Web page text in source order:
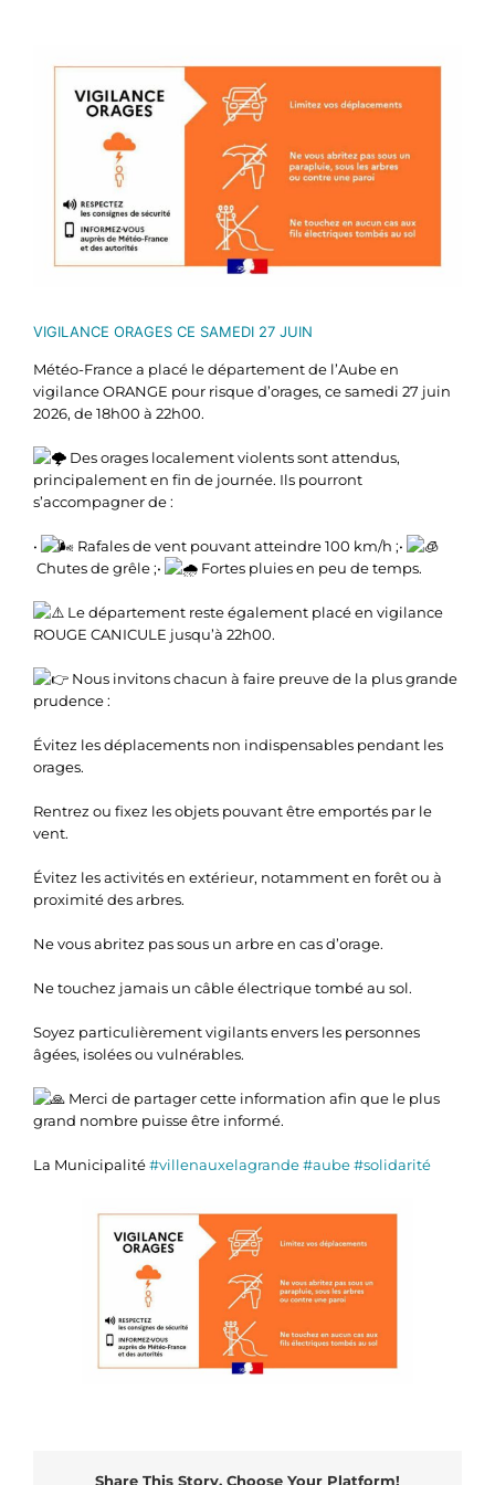
agrandie
VIGILANCE ORAGES CE SAMEDI 27 JUIN
Météo-France a placé le département de l’Aube en
vigilance ORANGE pour risque d’orages, ce samedi 27 juin
2026, de 18h00 à 22h00.
Des orages localement violents sont attendus,
principalement en fin de journée. Ils pourront
s’accompagner de :
•
Rafales de vent pouvant atteindre 100 km/h ;•
Chutes de grêle ;•
Fortes pluies en peu de temps.
Le département reste également placé en vigilance
ROUGE CANICULE jusqu’à 22h00.
Nous invitons chacun à faire preuve de la plus grande
prudence :
Évitez les déplacements non indispensables pendant les
orages.
Rentrez ou fixez les objets pouvant être emportés par le
vent.
Évitez les activités en extérieur, notamment en forêt ou à
proximité des arbres.
Ne vous abritez pas sous un arbre en cas d’orage.
Ne touchez jamais un câble électrique tombé au sol.
Soyez particulièrement vigilants envers les personnes
âgées, isolées ou vulnérables.
Merci de partager cette information afin que le plus
grand nombre puisse être informé.
La Municipalité#villenauxelagrande#aube#solidarité
Share This Story, Choose Your Platform!